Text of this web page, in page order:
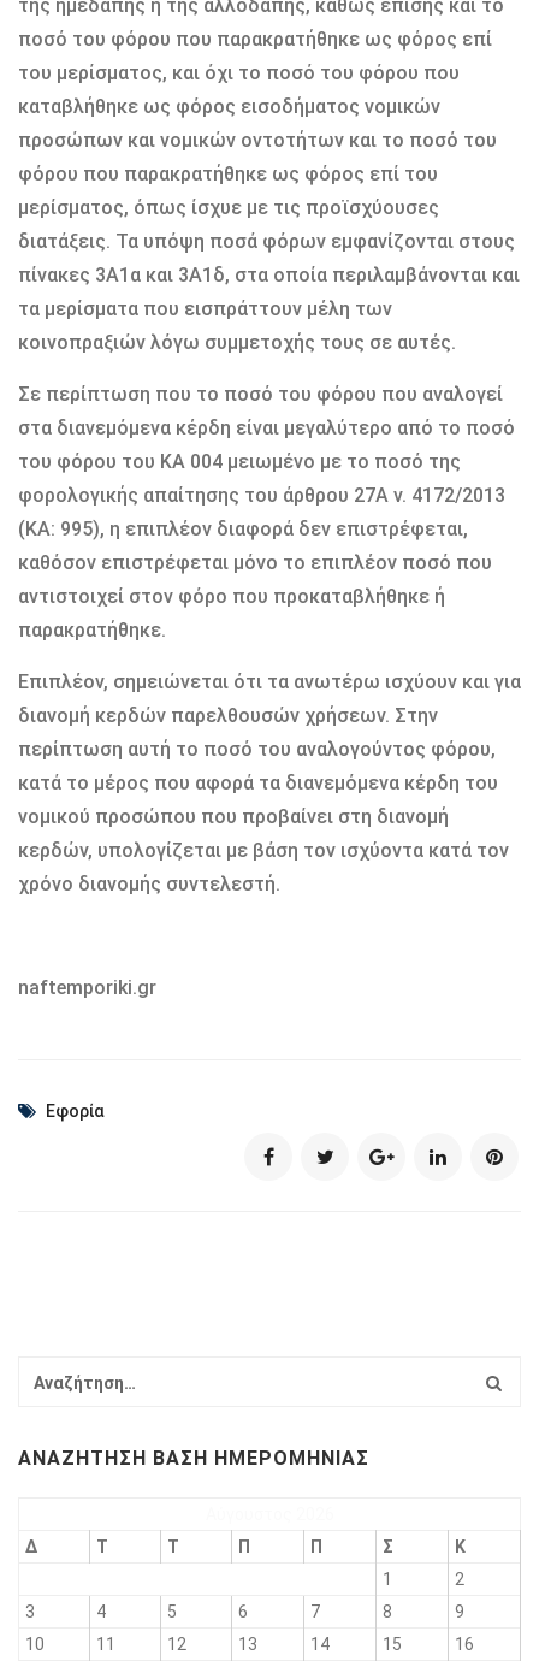
της ημεδαπής ή της αλλοδαπής, καθώς επίσης και το
ποσό του φόρου που παρακρατήθηκε ως φόρος επί
του μερίσματος, και όχι το ποσό του φόρου που
καταβλήθηκε ως φόρος εισοδήματος νομικών
προσώπων και νομικών οντοτήτων και το ποσό του
φόρου που παρακρατήθηκε ως φόρος επί του
μερίσματος, όπως ίσχυε με τις προϊσχύουσες
διατάξεις. Τα υπόψη ποσά φόρων εμφανίζονται στους
πίνακες 3Α1α και 3Α1δ, στα οποία περιλαμβάνονται και
τα μερίσματα που εισπράττουν μέλη των
κοινοπραξιών λόγω συμμετοχής τους σε αυτές.
Σε περίπτωση που το ποσό του φόρου που αναλογεί
στα διανεμόμενα κέρδη είναι μεγαλύτερο από το ποσό
του φόρου του ΚΑ 004 μειωμένο με το ποσό της
φορολογικής απαίτησης του άρθρου 27Α ν. 4172/2013
(ΚΑ: 995), η επιπλέον διαφορά δεν επιστρέφεται,
καθόσον επιστρέφεται μόνο το επιπλέον ποσό που
αντιστοιχεί στον φόρο που προκαταβλήθηκε ή
παρακρατήθηκε.
Επιπλέον, σημειώνεται ότι τα ανωτέρω ισχύουν και για
διανομή κερδών παρελθουσών χρήσεων. Στην
περίπτωση αυτή το ποσό του αναλογούντος φόρου,
κατά το μέρος που αφορά τα διανεμόμενα κέρδη του
νομικού προσώπου που προβαίνει στη διανομή
κερδών, υπολογίζεται με βάση τον ισχύοντα κατά τον
χρόνο διανομής συντελεστή.
naftemporiki.gr
Εφορία
ΑΝΑΖΉΤΗΣΗ ΒΆΣΗ ΗΜΕΡΟΜΗΝΊΑΣ
Δ
Τ Τ Π Π Σ
Κ
1
2
3
4 5 6 7 8
9
10
11 12 13 14 15
16